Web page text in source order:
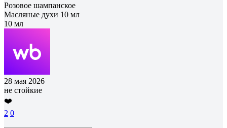
Розовое шампанское
Масляные духи 10 мл
10 мл
28 мая 2026
не стойкие
❤️
2 0